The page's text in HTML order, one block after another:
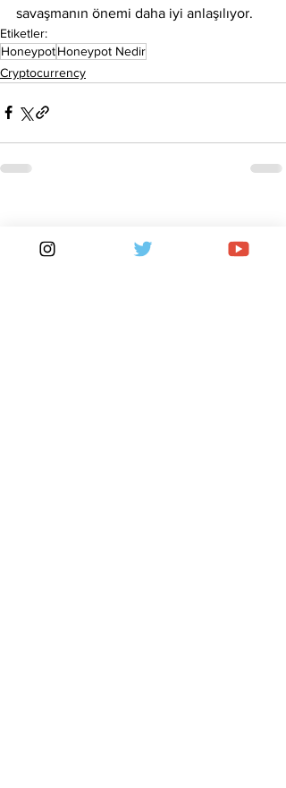
savaşmanın önemi daha iyi anlaşılıyor.
Etiketler:
HoneypotHoneypot Nedir
Cryptocurrency